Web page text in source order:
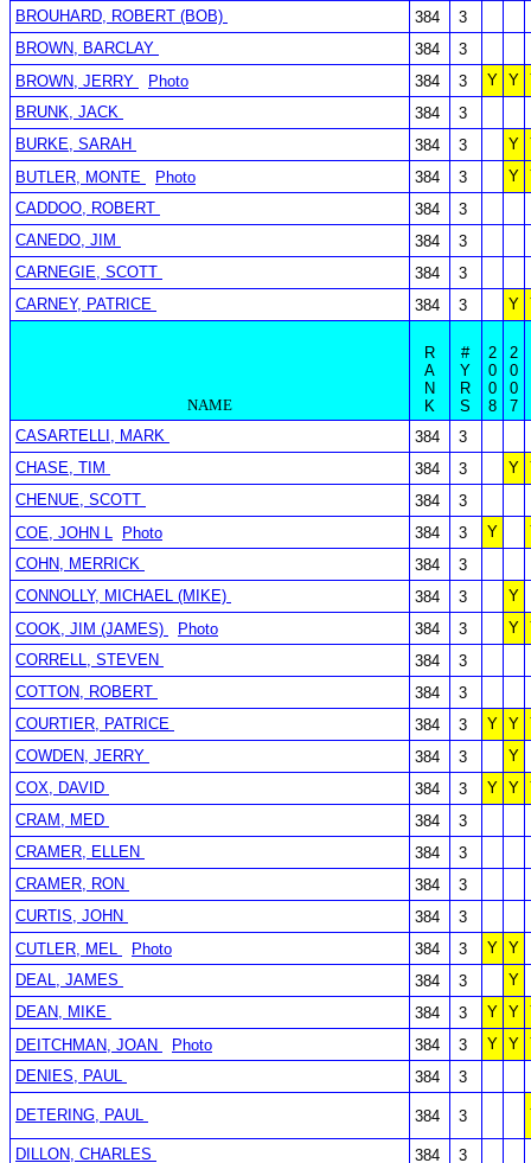
BROUHARD, ROBERT (BOB)
384
3
BROWN, BARCLAY
384
3
BROWN, JERRY
Photo 384 3 Y Y
BRUNK, JACK
384
3
BURKE, SARAH
384 3 Y
BUTLER, MONTE
Photo 384 3 Y
CADDOO, ROBERT
384
3
CANEDO, JIM
384
3
CARNEGIE, SCOTT
384
3
CARNEY, PATRICE
384 3 Y
NAME
R
A
N
K
#
Y
R
S
2
0
0
8
2
0
0
7
CASARTELLI, MARK
384
3
CHASE, TIM
384 3 Y
CHENUE, SCOTT
384
3
COE, JOHN L
Photo 384 3 Y
COHN, MERRICK
384
3
CONNOLLY, MICHAEL (MIKE)
384 3
Y
COOK, JIM (JAMES)
Photo 384 3 Y
CORRELL, STEVEN
384
3
COTTON, ROBERT
384
3
COURTIER, PATRICE
384 3 Y Y
COWDEN, JERRY
384 3
Y
COX, DAVID
384 3 Y Y
CRAM, MED
384
3
CRAMER, ELLEN
384
3
CRAMER, RON
384
3
CURTIS, JOHN
384
3
CUTLER, MEL
Photo 384 3 Y Y
DEAL, JAMES
384 3
Y
DEAN, MIKE
384 3 Y Y
DEITCHMAN, JOAN
Photo 384 3 Y Y
DENIES, PAUL
384 3
DETERING, PAUL 384 3
DILLON, CHARLES 384 3